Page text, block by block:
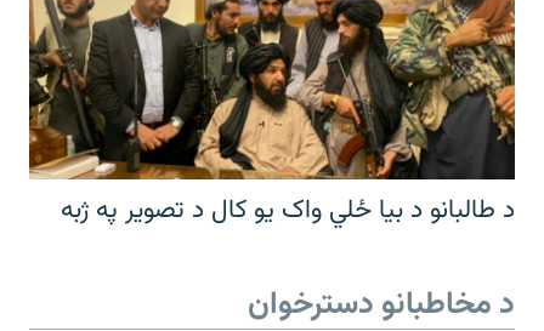
د طالبانو د بیا ځلي واک یو کال د تصویر په ژبه
د مخاطبانو دسترخوان